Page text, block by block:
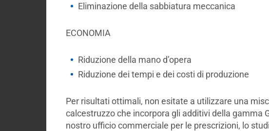
Eliminazione della sabbiatura meccanica
ECONOMIA
Riduzione della mano d’opera
Riduzione dei tempi e dei costi di produzione
Per risultati ottimali, non esitate a utilizzare una
calcestruzzo che incorpora gli additivi della gamma
nostro ufficio commerciale per le prescrizioni, lo